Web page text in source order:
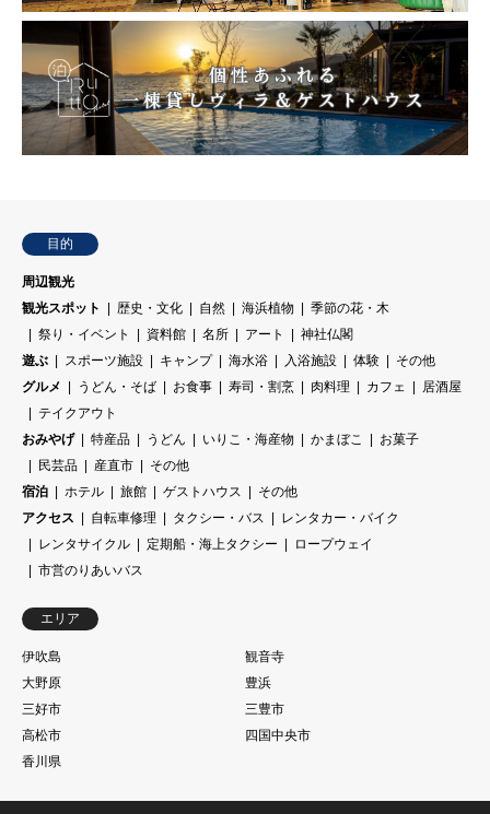
目的
周辺観光
観光スポット
歴史・文化 自然 海浜植物
季節の花・木
祭り・イベント
資料館 名所 アート
神社仏閣
遊ぶ
スポーツ施設 キャンプ 海水浴 入浴施設 体験
その他
グルメ
うどん・そば お食事 寿司・割烹 肉料理 カフェ
居酒屋
テイクアウト
おみやげ
特産品 うどん いりこ・海産物 かまぼこ
お菓子
民芸品
産直市
その他
宿泊
ホテル 旅館 ゲストハウス
その他
アクセス
自転車修理 タクシー・バス
レンタカー・バイク
レンタサイクル
定期船・海上タクシー
ロープウェイ
市営のりあいバス
エリア
伊吹島
観音寺
大野原
豊浜
三好市
三豊市
高松市
四国中央市
香川県